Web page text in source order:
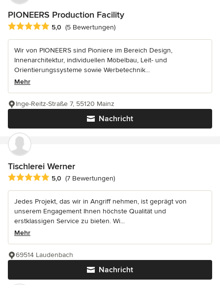
PIONEERS Production Facility
Durchschnittliche Bewertung: 5 von 5 Sternen
5,0 (5 Bewertungen)
Wir von PIONEERS sind Pioniere im Bereich Design,
Innenarchitektur, individuellen Möbelbau, Leit- und
Orientierungssysteme sowie Werbetechnik...
Mehr
Nachricht
Inge-Reitz-Straße 7, 55120 Mainz
Tischlerei Werner
Durchschnittliche Bewertung: 5 von 5 Sternen
5,0 (7 Bewertungen)
Jedes Projekt, das wir in Angriff nehmen, ist geprägt von
unserem Engagement Ihnen höchste Qualität und
erstklassigen Service zu bieten. Wi...
Mehr
Nachricht
69514 Laudenbach